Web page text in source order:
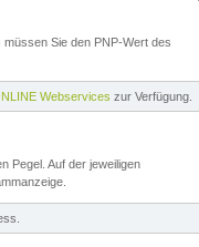
müssen Sie den PNP-Wert des
Webservices zur Verfügung.
Pegel. Auf der jeweiligen